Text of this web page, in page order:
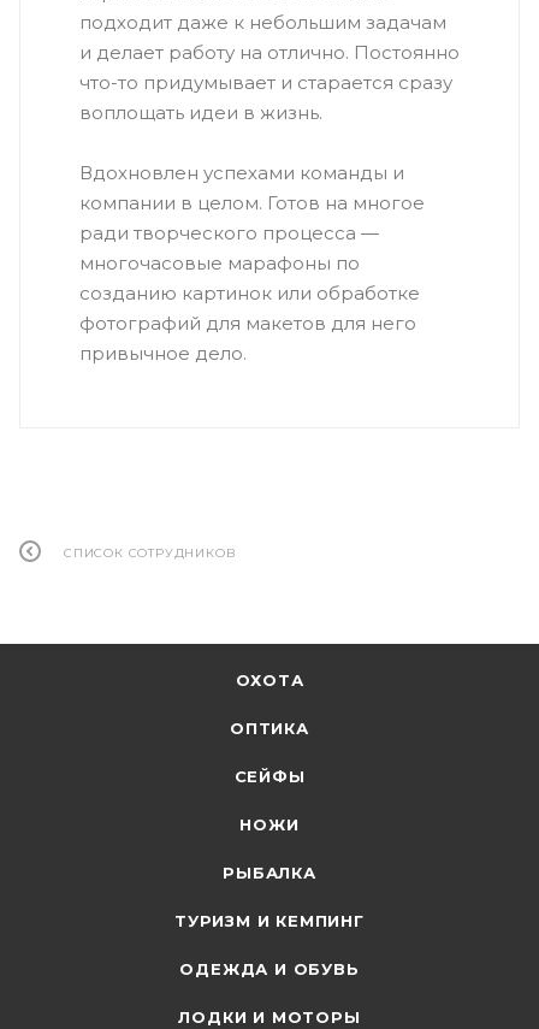
подходит даже к небольшим задачам
и делает работу на отлично. Постоянно
что-то придумывает и старается сразу
воплощать идеи в жизнь.
Вдохновлен успехами команды и
компании в целом. Готов на многое
ради творческого процесса —
многочасовые марафоны по
созданию картинок или обработке
фотографий для макетов для него
привычное дело.
СПИСОК СОТРУДНИКОВ
ОХОТА
ОПТИКА
СЕЙФЫ
НОЖИ
РЫБАЛКА
ТУРИЗМ И КЕМПИНГ
ОДЕЖДА И ОБУВЬ
ЛОДКИ И МОТОРЫ